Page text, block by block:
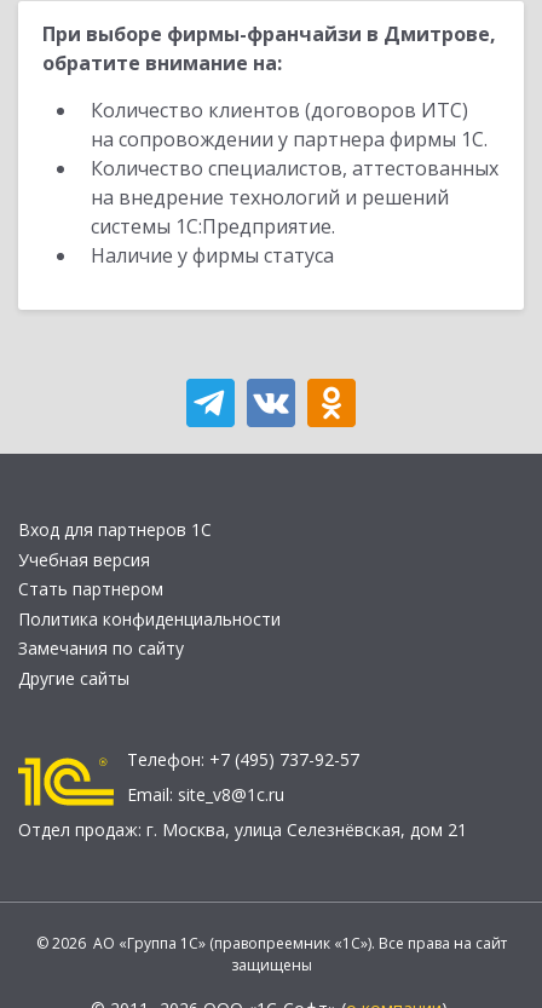
При выборе фирмы-франчайзи в Дмитрове,
обратите внимание на:
Количество клиентов (договоров ИТС)
на сопровождении у партнера фирмы 1С.
Количество специалистов, аттестованных
на внедрение технологий и решений
системы 1С:Предприятие.
Наличие у фирмы статуса
Вход для партнеров 1С
Учебная версия
Стать партнером
Политика конфиденциальности
Замечания по сайту
Другие сайты
Телефон: +7 (495) 737-92-57
Email: site_v8@1c.ru
Отдел продаж: г. Москва, улица Селезнёвская, дом 21
© 2026 АО «Группа 1С» (правопреемник «1С»). Все права на сайт
защищены